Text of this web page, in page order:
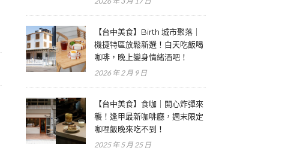
【台中美食】Birth 城市聚落｜
機捷特區放鬆新選！白天吃飯喝
咖啡，晚上變身情緒酒吧！
2026 年 2 月 9 日
【台中美食】食咖｜開心炸彈來
襲！逢甲最新咖啡廳，週末限定
咖哩飯晚來吃不到！
2025 年 5 月 25 日